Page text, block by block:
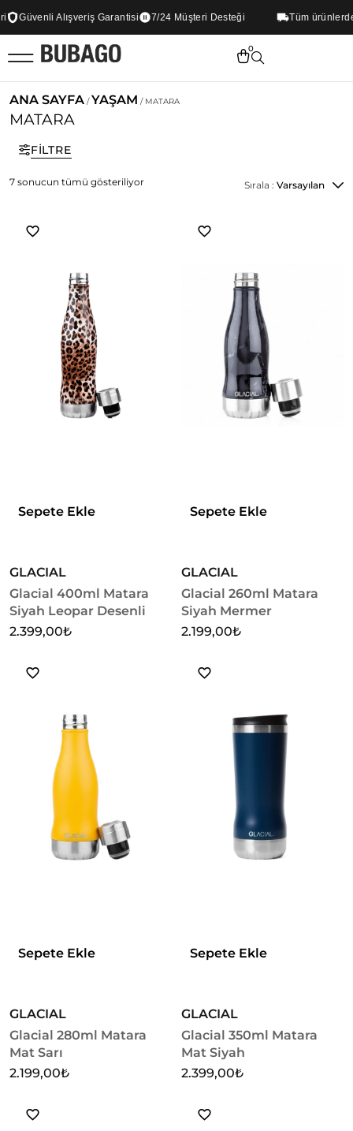
Güvenli Alışveriş Garantisi 7/24 Müşteri Desteği Tüm ürünlerde
0
ANA SAYFA /YAŞAM / MATARA
MATARA
FILTRE
Sırala : Varsayılan
Sepete Ekle
GLACIAL
Glacial 400ml Matara
Siyah Leopar Desenli
2.399,00₺
Sepete Ekle
GLACIAL
Glacial 260ml Matara
Siyah Mermer
2.199,00₺
Sepete Ekle
GLACIAL
Glacial 280ml Matara
Mat Sarı
2.199,00₺
Sepete Ekle
GLACIAL
Glacial 350ml Matara
Mat Siyah
2.399,00₺
7 sonucun tümü gösteriliyor